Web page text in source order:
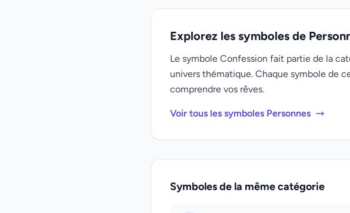
Explorez les symboles de
Le symbole Confession fait partie de la
univers thématique. Chaque symbole de
comprendre vos rêves.
Voir tous les symboles Personnes
Symboles de la même catégorie